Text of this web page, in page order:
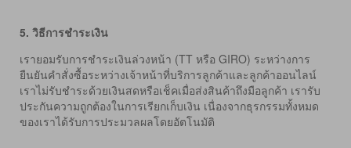
5. วิธีการชำระเงิน
เรายอมรับการชำระเงินล่วงหน้า (TT หรือ GIRO) ระหว่างการ
ยืนยันคำสั่งซื้อระหว่างเจ้าหน้าที่บริการลูกค้าและลูกค้าออนไลน์
เราไม่รับชำระด้วยเงินสดหรือเช็คเมื่อส่งสินค้าถึงมือลูกค้า เรารับ
ประกันความถูกต้องในการเรียกเก็บเงิน เนื่องจากธุรกรรมทั้งหมด
ของเราได้รับการประมวลผลโดยอัตโนมัติ